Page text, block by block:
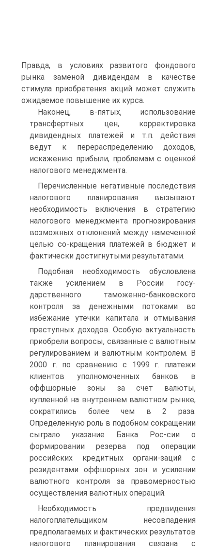
Правда, в условиях развитого фондового
рынка заменой дивидендам в качестве
стимула приобретения акций может служить
ожидаемое повышение их курса.
Наконец, в-пятых, использование
трансфертных цен, корректировка
дивидендных платежей и т.п. действия
ведут к перераспределению доходов,
искажению прибыли, проблемам с оценкой
налогового менеджмента.
Перечисленные негативные последствия
налогового планирования вызывают
необходимость включения в стратегию
налогового менеджмента прогнозирования
возможных отклонений между намеченной
целью со-кращения платежей в бюджет и
фактически достигнутыми результатами.
Подобная необходимость обусловлена
также усилением в России госу-
дарственного таможенно-банковского
контроля за денежными потоками во
избежание утечки капитала и отмывания
преступных доходов. Особую актуальность
приобрели вопросы, связанные с валютным
регулированием и валютным контролем. В
2000 г. по сравнению с 1999 г. платежи
клиентов уполномоченных банков в
оффшорные зоны за счет валюты,
купленной на внутреннем валютном рынке,
сократились более чем в 2 раза.
Определенную роль в подобном сокращении
сыграло указание Банка Рос-сии о
формировании резерва под операции
российских кредитных органи-заций с
резидентами оффшорных зон и усилении
валютного контроля за правомерностью
осуществления валютных операций.
Необходимость предвидения
налогоплательщиком несовпадения
предполагаемых и фактических результатов
налогового планирования связана с